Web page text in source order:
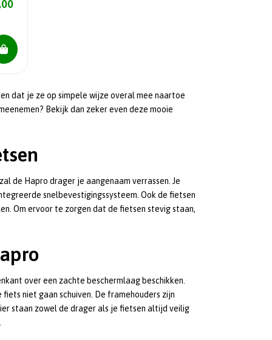
dat je ze op simpele wijze overal mee naartoe
Bekijk dan zeker even deze mooie
de Hapro drager je aangenaam verrassen. Je
snelbevestigingssysteem. Ook de fietsen
Om ervoor te zorgen dat de fietsen stevig staan,
over een zachte beschermlaag beschikken.
niet gaan schuiven. De framehouders zijn
staan zowel de drager als je fietsen altijd veilig